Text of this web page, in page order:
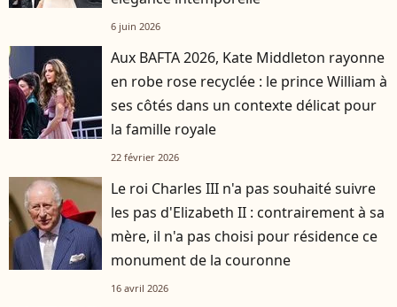
6 juin 2026
Aux BAFTA 2026, Kate Middleton rayonne
en robe rose recyclée : le prince William à
ses côtés dans un contexte délicat pour
la famille royale
22 février 2026
Le roi Charles III n'a pas souhaité suivre
les pas d'Elizabeth II : contrairement à sa
mère, il n'a pas choisi pour résidence ce
monument de la couronne
16 avril 2026